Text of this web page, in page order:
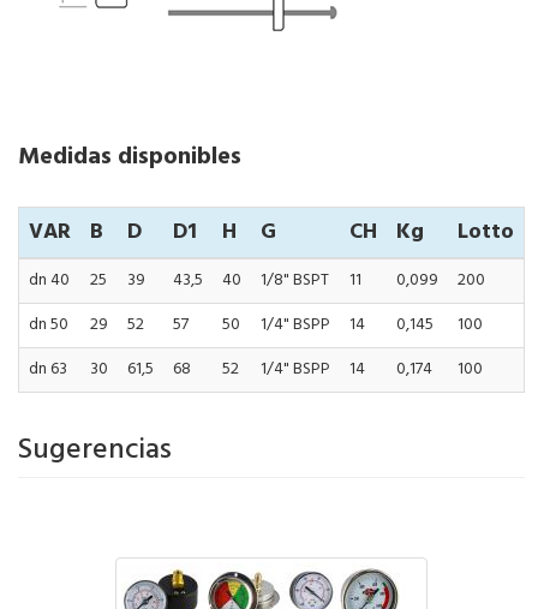
Medidas disponibles
VAR B D D1 H G CH Kg Lotto
dn 40 25 39 43,5 40 1/8" BSPT 11 0,099
200
dn 50
29 52 57 50 1/4" BSPP 14 0,145
100
dn 63
30 61,5 68 52 1/4" BSPP 14 0,174 100
Sugerencias